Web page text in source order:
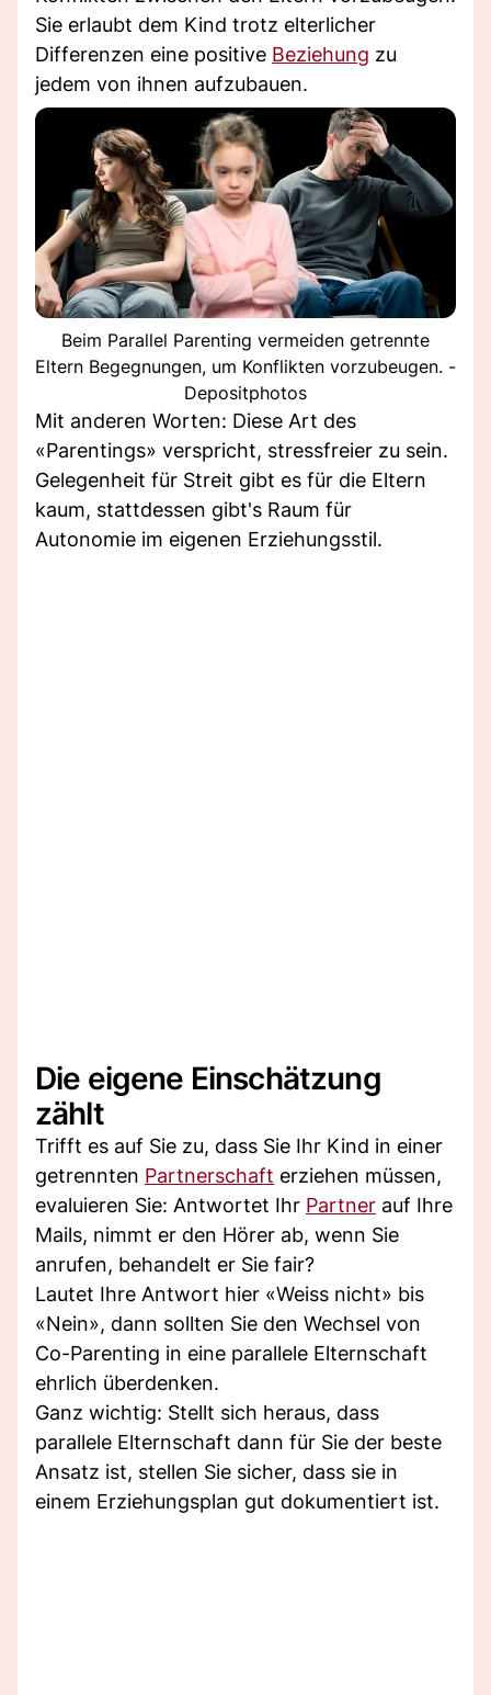
Sie erlaubt dem Kind trotz elterlicher
Differenzen eine positive Beziehung zu
jedem von ihnen aufzubauen.
Beim Parallel Parenting vermeiden getrennte
Eltern Begegnungen, um Konflikten vorzubeugen. -
Depositphotos
Mit anderen Worten: Diese Art des
«Parentings» verspricht, stressfreier zu sein.
Gelegenheit für Streit gibt es für die Eltern
kaum, stattdessen gibt's Raum für
Autonomie im eigenen Erziehungsstil.
Die eigene Einschätzung
zählt
Trifft es auf Sie zu, dass Sie Ihr Kind in einer
getrennten Partnerschaft erziehen müssen,
evaluieren Sie: Antwortet Ihr Partner auf Ihre
Mails, nimmt er den Hörer ab, wenn Sie
anrufen, behandelt er Sie fair?
Lautet Ihre Antwort hier «Weiss nicht» bis
«Nein», dann sollten Sie den Wechsel von
Co-Parenting in eine parallele Elternschaft
ehrlich überdenken.
Ganz wichtig: Stellt sich heraus, dass
parallele Elternschaft dann für Sie der beste
Ansatz ist, stellen Sie sicher, dass sie in
einem Erziehungsplan gut dokumentiert ist.